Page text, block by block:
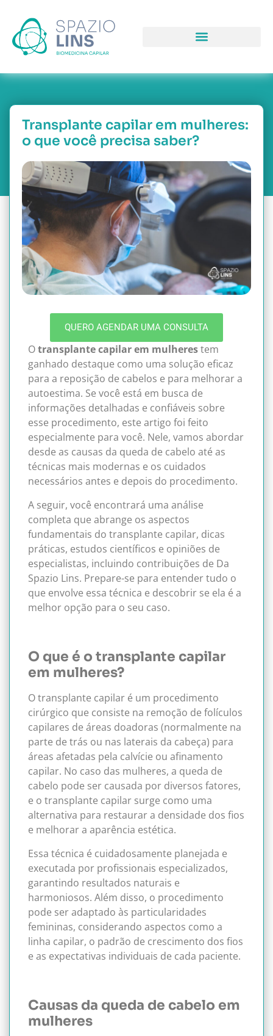
Transplante capilar em mulheres:
o que você precisa saber?
QUERO AGENDAR UMA CONSULTA
Otransplante capilar em mulherestem
ganhado destaque como uma solução eficaz
para a reposição de cabelos e para melhorar a
autoestima. Se você está em busca de
informações detalhadas e confiáveis sobre
esse procedimento, este artigo foi feito
especialmente para você. Nele, vamos abordar
desde as causas da queda de cabelo até as
técnicas mais modernas e os cuidados
necessários antes e depois do procedimento.
A seguir, você encontrará uma análise
completa que abrange os aspectos
fundamentais do transplante capilar, dicas
práticas, estudos científicos e opiniões de
especialistas, incluindo contribuições de Da
Spazio Lins. Prepare-se para entender tudo o
que envolve essa técnica e descobrir se ela é a
melhor opção para o seu caso.
O que é o transplante capilar
em mulheres?
O transplante capilar é um procedimento
cirúrgico que consiste na remoção de folículos
capilares de áreas doadoras (normalmente na
parte de trás ou nas laterais da cabeça) para
áreas afetadas pela calvície ou afinamento
capilar. No caso das mulheres, a queda de
cabelo pode ser causada por diversos fatores,
e o transplante capilar surge como uma
alternativa para restaurar a densidade dos fios
e melhorar a aparência estética.
Essa técnica é cuidadosamente planejada e
executada por profissionais especializados,
garantindo resultados naturais e
harmoniosos. Além disso, o procedimento
pode ser adaptado às particularidades
femininas, considerando aspectos como a
linha capilar, o padrão de crescimento dos fios
e as expectativas individuais de cada paciente.
Causas da queda de cabelo em
mulheres